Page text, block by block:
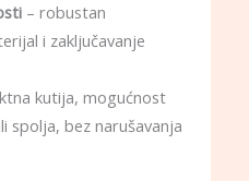
– robustan
i zaključavanje
kutija, mogućnost
spolja, bez narušavanja